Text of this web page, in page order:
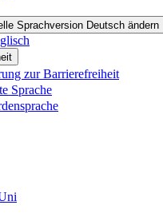
Sprachversion Deutsch ändern
zur Barrierefreiheit
Sprache